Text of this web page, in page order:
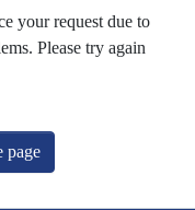
your request due to
Please try again
page